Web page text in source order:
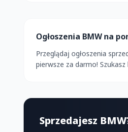
Ogłoszenia BMW na
Przeglądaj ogłoszenia
pierwsze za darmo!
Sprzedajesz